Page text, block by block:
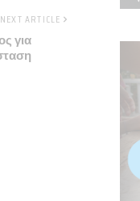
NEXT ARTICLE
για